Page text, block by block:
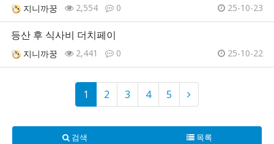
지니까꿍 2,554 0 25-10-23
등산 후 식사비 더치페이
지니까꿍 2,441 0 25-10-22
1 2 3 4 5
검색 목록